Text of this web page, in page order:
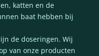
katten en de
baat hebben bij
de doseringen. Wij
van onze producten